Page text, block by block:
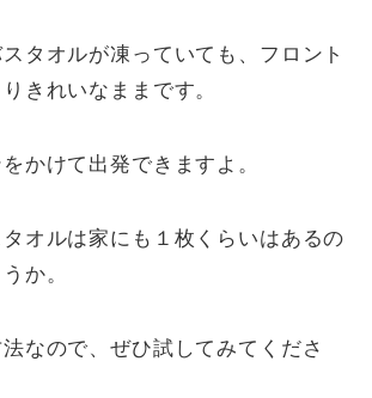
タオルが凍っていても、フロント
きれいなままです。
かけて出発できますよ。
オルは家にも１枚くらいはあるの
か。
なので、ぜひ試してみてくださ